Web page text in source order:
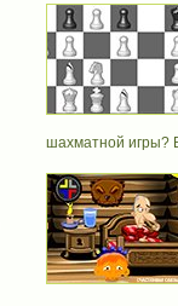
шахматной игры?